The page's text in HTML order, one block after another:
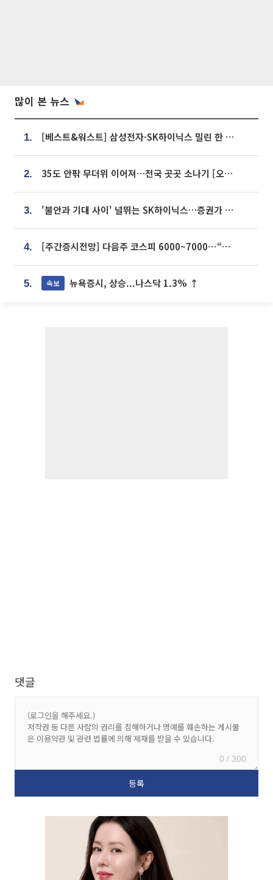
많이 본 뉴스
1. [베스트&워스트] 삼성전자·SK하이닉스 밀린 한 주…상상인증권은 85% 급등
2. 35도 안팎 무더위 이어져…전국 곳곳 소나기 [오늘 날씨]
3. '불안과 기대 사이' 널뛰는 SK하이닉스…증권가 "HBM4·LTA 기반 펀터멘털 견고"
4. [주간증시전망] 다음주 코스피 6000~7000⋯“外人 수급은 정책이 변수”
5. 속보 뉴욕증시, 상승...나스닥 1.3% ↑
댓글
0 / 300